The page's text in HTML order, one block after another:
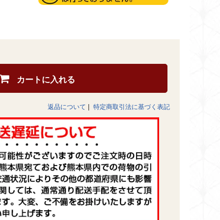
カートに入れる
返品について 特定商取引法に基づく表記